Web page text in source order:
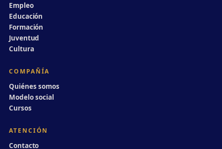
Empleo
Educación
Formación
Juventud
Cultura
COMPAÑÍA
Quiénes somos
Modelo social
Cursos
ATENCIÓN
Contacto